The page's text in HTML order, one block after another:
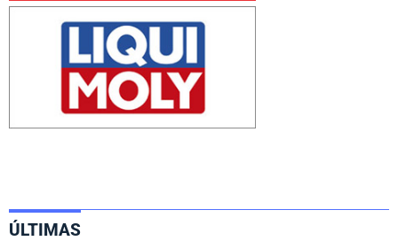
ÚLTIMAS